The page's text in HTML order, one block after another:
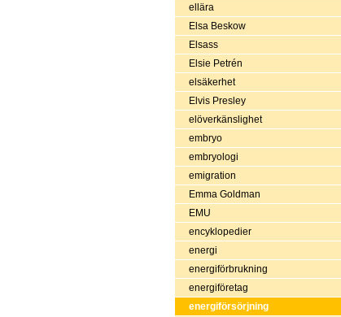
ellära
Elsa Beskow
Elsass
Elsie Petrén
elsäkerhet
Elvis Presley
elöverkänslighet
embryo
embryologi
emigration
Emma Goldman
EMU
encyklopedier
energi
energiförbrukning
energiföretag
energiförsörjning